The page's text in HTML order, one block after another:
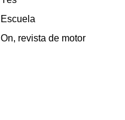
Escuela
On, revista de motor